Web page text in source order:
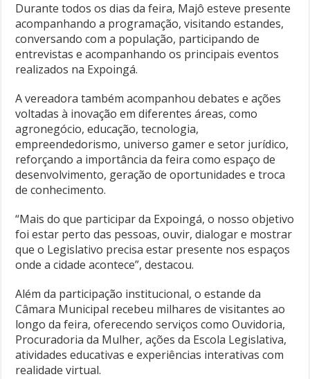
Durante todos os dias da feira, Majô esteve presente
acompanhando a programação, visitando estandes,
conversando com a população, participando de
entrevistas e acompanhando os principais eventos
realizados na Expoingá.
A vereadora também acompanhou debates e ações
voltadas à inovação em diferentes áreas, como
agronegócio, educação, tecnologia,
empreendedorismo, universo gamer e setor jurídico,
reforçando a importância da feira como espaço de
desenvolvimento, geração de oportunidades e troca
de conhecimento.
“Mais do que participar da Expoingá, o nosso objetivo
foi estar perto das pessoas, ouvir, dialogar e mostrar
que o Legislativo precisa estar presente nos espaços
onde a cidade acontece”, destacou.
Além da participação institucional, o estande da
Câmara Municipal recebeu milhares de visitantes ao
longo da feira, oferecendo serviços como Ouvidoria,
Procuradoria da Mulher, ações da Escola Legislativa,
atividades educativas e experiências interativas com
realidade virtual.